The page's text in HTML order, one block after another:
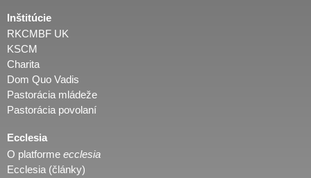
Inštitúcie
RKCMBF UK
KSCM
Charita
Dom Quo Vadis
Pastorácia mládeže
Pastorácia povolaní
Ecclesia
O platforme ecclesia
Ecclesia (články)